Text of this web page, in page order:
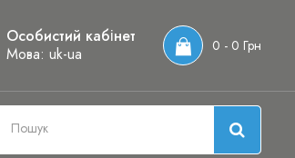
Особистий кабінет
Мова: uk-ua 0 - 0 Грн